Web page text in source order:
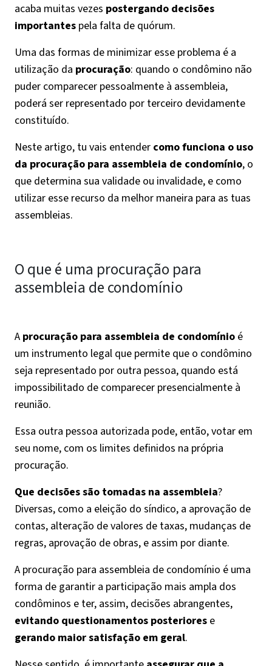
acaba muitas vezes postergando decisões
importantes pela falta de quórum.
Uma das formas de minimizar esse problema é a
utilização da procuração: quando o condômino não
puder comparecer pessoalmente à assembleia,
poderá ser representado por terceiro devidamente
constituído.
Neste artigo, tu vais entender como funciona o uso
da procuração para assembleia de condomínio, o
que determina sua validade ou invalidade, e como
utilizar esse recurso da melhor maneira para as tuas
assembleias.
O que é uma procuração para
assembleia de condomínio
A procuração para assembleia de condomínio é
um instrumento legal que permite que o condômino
seja representado por outra pessoa, quando está
impossibilitado de comparecer presencialmente à
reunião.
Essa outra pessoa autorizada pode, então, votar em
seu nome, com os limites definidos na própria
procuração.
Que decisões são tomadas na assembleia?
Diversas, como a eleição do síndico, a aprovação de
contas, alteração de valores de taxas, mudanças de
regras, aprovação de obras, e assim por diante.
A procuração para assembleia de condomínio é uma
forma de garantir a participação mais ampla dos
condôminos e ter, assim, decisões abrangentes,
evitando questionamentos posteriores e
gerando maior satisfação em geral.